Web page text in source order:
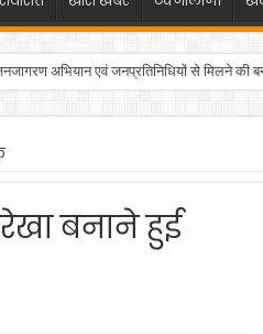
अभियान एवं जनप्रतिनिधियों से मिलने की
बनाने हुई